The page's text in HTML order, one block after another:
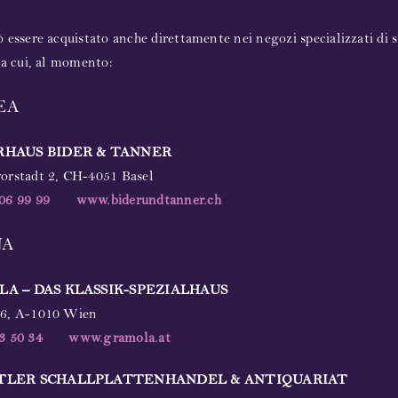
essere acquistato anche direttamente nei negozi specializzati di
cui, al momento:
BIDER & TANNER
2, CH-4051 Basel
99 99
www.biderundtanner.ch
– DAS KLASSIK-SPEZIALHAUS
A-1010 Wien
50 34
www.gramola.at
SCHALLPLATTENHANDEL & ANTIQUARIAT